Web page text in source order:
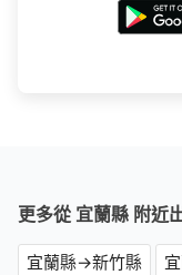
更多從 宜蘭縣 附近
宜蘭縣→新竹縣